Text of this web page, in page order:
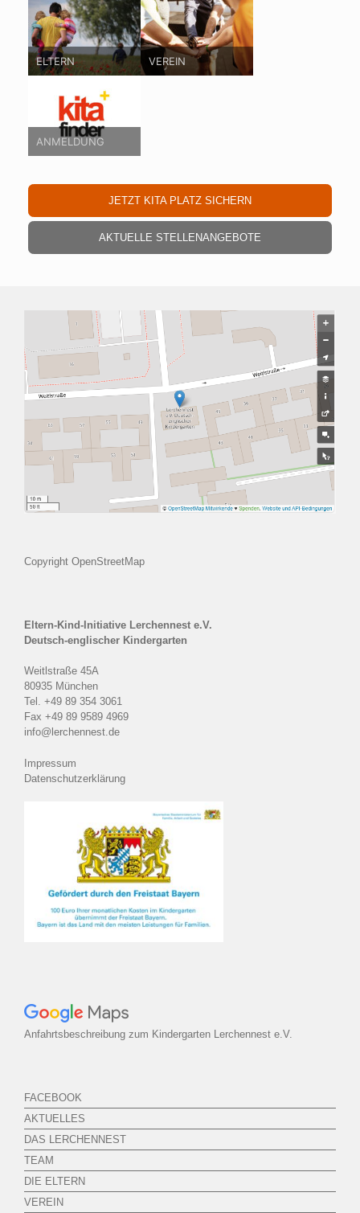
ELTERN VEREIN
ANMELDUNG
JETZT KITA PLATZ SICHERN
AKTUELLE STELLENANGEBOTE
Copyright OpenStreetMap
Eltern-Kind-Initiative Lerchennest e.V.
Deutsch-englischer Kindergarten
Weitlstraße 45A
80935 München
Tel. +49 89 354 3061
Fax +49 89 9589 4969
info@lerchennest.de
Impressum
Datenschutzerklärung
Anfahrtsbeschreibung zum Kindergarten Lerchennest e.V.
FACEBOOK
AKTUELLES
DAS LERCHENNEST
TEAM
DIE ELTERN
VEREIN